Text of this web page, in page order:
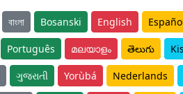
বাংলা Bosanski English
Português മലയാളം తెలుగు
ગુજરાતી Yorùbá Nederlands